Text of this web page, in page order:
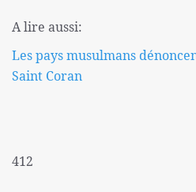
A lire aussi:
Les pays musulmans
Saint Coran
412